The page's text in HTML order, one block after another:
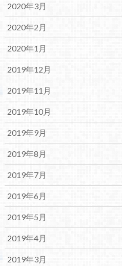
2020年3月
2020年2月
2020年1月
2019年12月
2019年11月
2019年10月
2019年9月
2019年8月
2019年7月
2019年6月
2019年5月
2019年4月
2019年3月